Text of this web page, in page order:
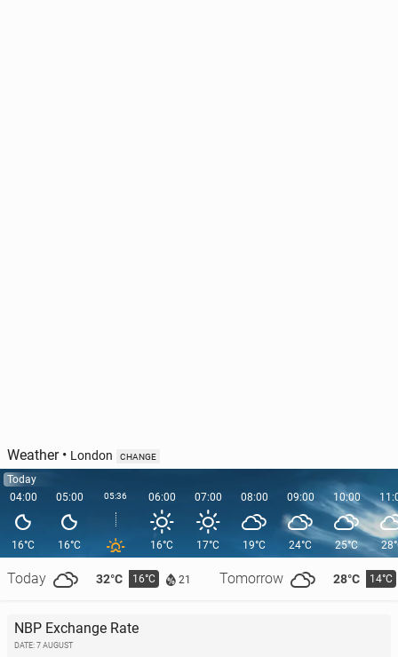
Weather• London CHANGE
Today
04:00
16°C
Today 32°C 16°C 21 Tomorrow 28°C 14°C
05:00
16°C
05:36 06:00
16°C
07:00
17°C
08:00
19°C
09:00
24°C
10:00
25°C
NBP Exchange Rate
DATE: 7 AUGUST